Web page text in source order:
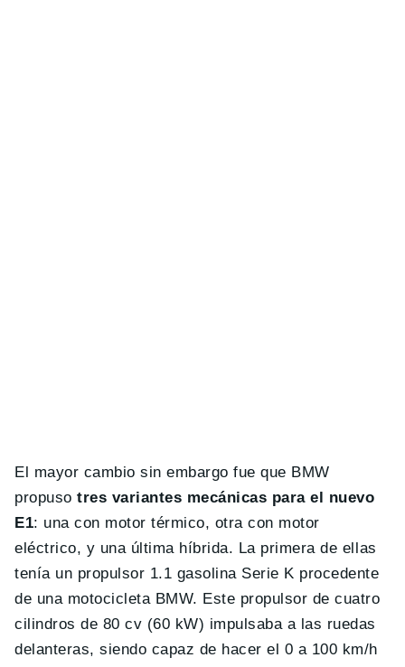
El mayor cambio sin embargo fue que BMW
propusotres variantes mecánicas para el nuevo
E1: una con motor térmico, otra con motor
eléctrico, y una última híbrida. La primera de ellas
tenía un propulsor 1.1 gasolina Serie K procedente
de una motocicleta BMW. Este propulsor de cuatro
cilindros de 80 cv (60 kW) impulsaba a las ruedas
delanteras, siendo capaz de hacer el 0 a 100 km/h